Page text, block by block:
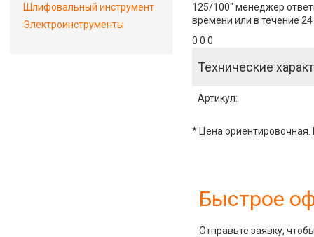
125/100" менеджер
времени или в течение
0 0 0
Технические
Артикул:
* Цена ориентировочная.
Быстрое
Отправьте заявку,
Шлифовальный инструмент
Электроинструменты